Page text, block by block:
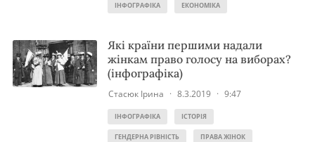
ІНФОГРАФІКА ЕКОНОМІКА
Які країни першими надали
жінкам право голосу на виборах?
(інфографіка)
Стасюк Ірина · 8.3.2019 · 9:47
ІНФОГРАФІКА ІСТОРІЯ
ГЕНДЕРНА РІВНІСТЬ ПРАВА ЖІНОК